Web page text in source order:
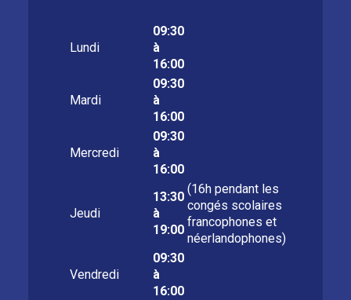
Lundi
09:30
à
16:00
Mardi
09:30
à
16:00
Mercredi
09:30
à
16:00
Jeudi
13:30
à
19:00
(16h pendant les
congés scolaires
francophones et
néerlandophones)
Vendredi
09:30
à
16:00